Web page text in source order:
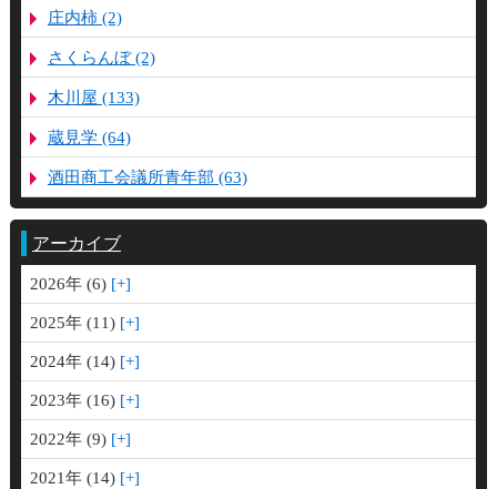
庄内柿 (2)
さくらんぼ (2)
木川屋 (133)
蔵見学 (64)
酒田商工会議所青年部 (63)
アーカイブ
2026年 (6)
2025年 (11)
2024年 (14)
2023年 (16)
2022年 (9)
2021年 (14)